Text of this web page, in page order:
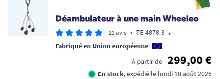
Déambulateur à une main Wheeleo
21 avis • TE-4878-3 •
Fabriqué en Union européenne
À partir de
299,00 €
En stock, expédié le lundi 10 août 2026